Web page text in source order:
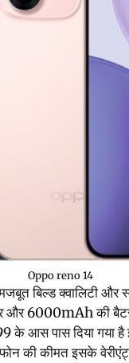
Oppo reno 14
बिल्ड क्वालिटी और
और 6000mAh की
के आस पास दिया
फोन की कीमत इसके